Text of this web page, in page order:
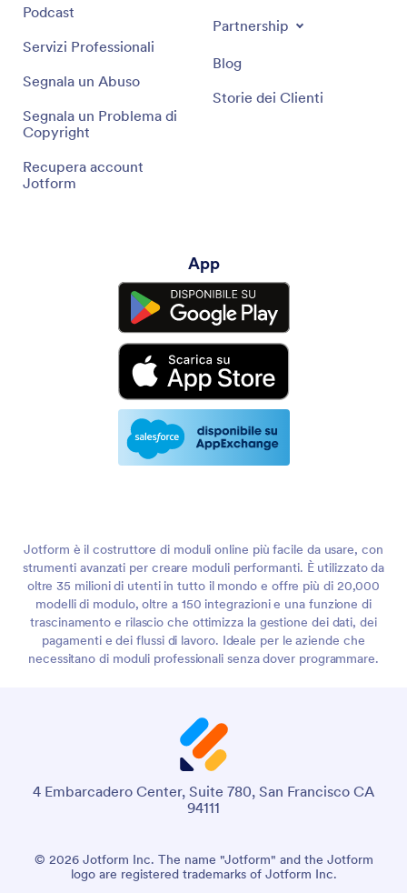
Podcast
Servizi Professionali
Segnala un Abuso
Segnala un Problema di
Copyright
Recupera account
Jotform
Partnership
Blog
Storie dei Clienti
App
Jotform è il costruttore di moduli online più facile da usare, con
strumenti avanzati per creare moduli performanti. È utilizzato da
oltre 35 milioni di utenti in tutto il mondo e offre più di 20,000
modelli di modulo, oltre a 150 integrazioni e una funzione di
trascinamento e rilascio che ottimizza la gestione dei dati, dei
pagamenti e dei flussi di lavoro. Ideale per le aziende che
necessitano di moduli professionali senza dover programmare.
4 Embarcadero Center, Suite 780, San Francisco CA
94111
© 2026 Jotform Inc. The name "Jotform" and the Jotform
logo are registered trademarks of Jotform Inc.